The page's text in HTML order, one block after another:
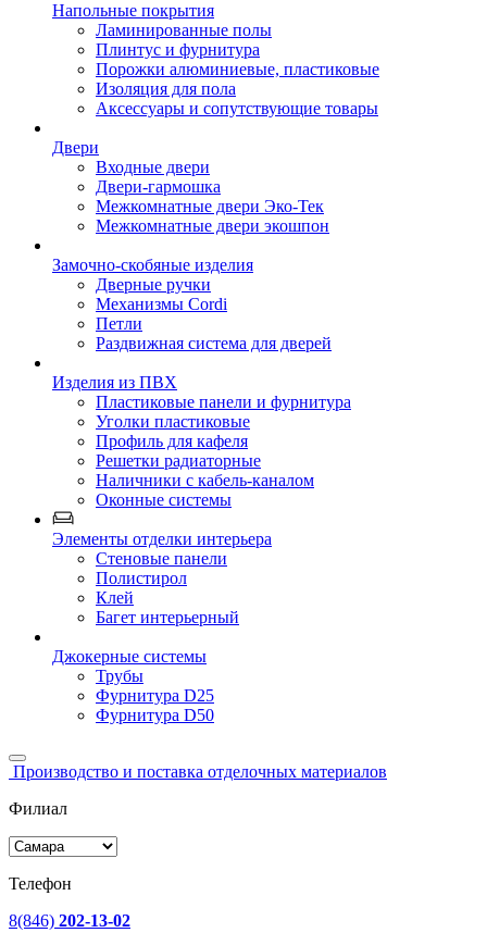
Напольные покрытия
Ламинированные полы
Плинтус и фурнитура
Порожки алюминиевые, пластиковые
Изоляция для пола
Аксессуары и сопутствующие товары
Двери
Входные двери
Двери-гармошка
Межкомнатные двери Эко-Тек
Межкомнатные двери экошпон
Замочно-скобяные изделия
Дверные ручки
Механизмы Cordi
Петли
Раздвижная система для дверей
Изделия из ПВХ
Пластиковые панели и фурнитура
Уголки пластиковые
Профиль для кафеля
Решетки радиаторные
Наличники с кабель-каналом
Оконные системы
Элементы отделки интерьера
Стеновые панели
Полистирол
Клей
Багет интерьерный
Джокерные системы
Трубы
Фурнитура D25
Фурнитура D50
Производство и поставка отделочных материалов
Филиал
Телефон
8(846) 202-13-02